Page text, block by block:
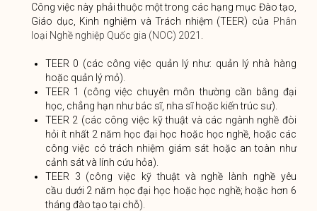
Công việc này phải thuộc một trong các hạng mục Đào tạo,
Giáo dục, Kinh nghiệm và Trách nhiệm (TEER) của Phân
loại Nghề nghiệp Quốc gia (NOC) 2021
TEER 0 (các công việc quản lý như: quản lý nhà hàng
hoặc quản lý mỏ).
TEER 1 (công việc chuyên môn thường cần bằng đại
học, chẳng hạn như bác sĩ, nha sĩ hoặc kiến ​​trúc sư).
TEER 2 (các công việc kỹ thuật và các ngành nghề đòi
hỏi ít nhất 2 năm học đại học hoặc học nghề, hoặc các
công việc có trách nhiệm giám sát hoặc an toàn như
cảnh sát và lính cứu hỏa).
TEER 3 (công việc kỹ thuật và nghề lành nghề yêu
cầu dưới 2 năm học đại học hoặc học nghề; hoặc hơn 6
tháng đào tạo tại chỗ).